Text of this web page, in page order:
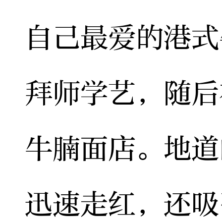
自己最爱的港
拜师学艺，随
牛腩面店。地
迅速走红，还